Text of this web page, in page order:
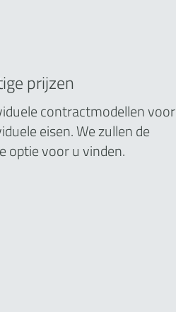
prijzen
contractmodellen voor
eisen. We zullen de
optie voor u vinden.